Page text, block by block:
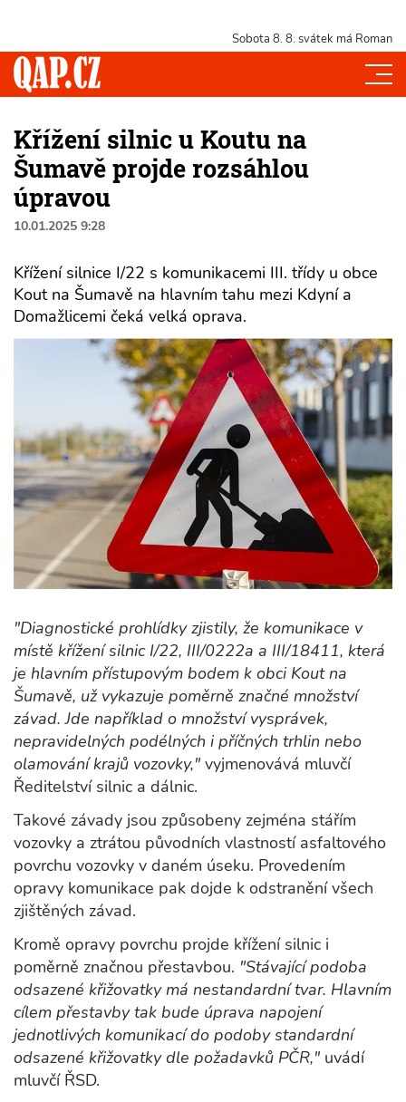
Sobota 8. 8. svátek má Roman
Křížení silnic u Koutu na
Šumavě projde rozsáhlou
úpravou
10.01.2025 9:28
Křížení silnice I/22 s komunikacemi III. třídy u obce
Kout na Šumavě na hlavním tahu mezi Kdyní a
Domažlicemi čeká velká oprava.
"Diagnostické prohlídky zjistily, že komunikace v
místě křížení silnic I/22, III/0222a a III/18411, která
je hlavním přístupovým bodem k obci Kout na
Šumavě, už vykazuje poměrně značné množství
závad. Jde například o množství vysprávek,
nepravidelných podélných i příčných trhlin nebo
olamování krajů vozovky," vyjmenovává mluvčí
Ředitelství silnic a dálnic.
Takové závady jsou způsobeny zejména stářím
vozovky a ztrátou původních vlastností asfaltového
povrchu vozovky v daném úseku. Provedením
opravy komunikace pak dojde k odstranění všech
zjištěných závad.
Kromě opravy povrchu projde křížení silnic i
poměrně značnou přestavbou. "Stávající podoba
odsazené křižovatky má nestandardní tvar. Hlavním
cílem přestavby tak bude úprava napojení
jednotlivých komunikací do podoby standardní
odsazené křižovatky dle požadavků PČR," uvádí
mluvčí ŘSD.